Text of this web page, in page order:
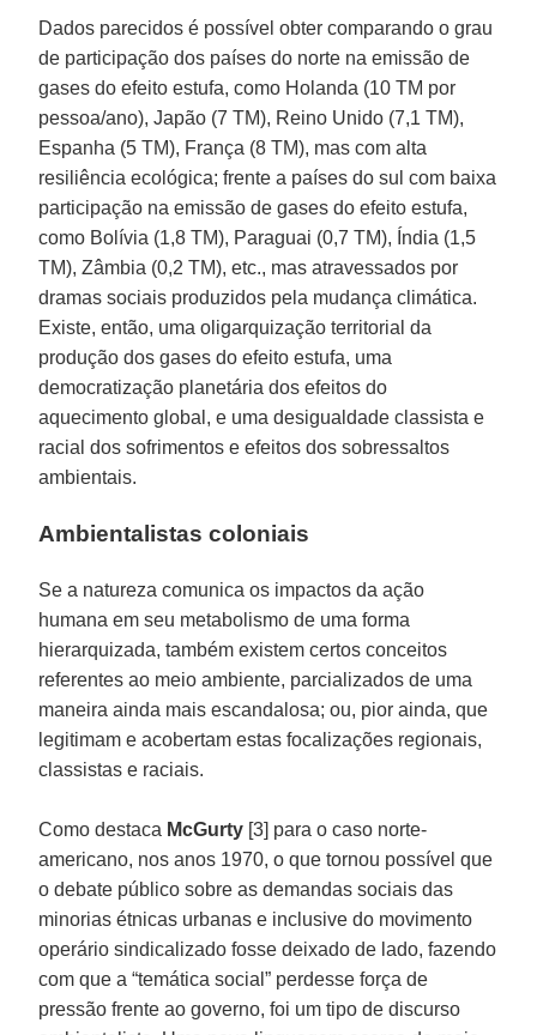
Dados parecidos é possível obter comparando o grau
de participação dos países do norte na emissão de
gases do efeito estufa, como Holanda (10 TM por
pessoa/ano), Japão (7 TM), Reino Unido (7,1 TM),
Espanha (5 TM), França (8 TM), mas com alta
resiliência ecológica; frente a países do sul com baixa
participação na emissão de gases do efeito estufa,
como Bolívia (1,8 TM), Paraguai (0,7 TM), Índia (1,5
TM), Zâmbia (0,2 TM), etc., mas atravessados por
dramas sociais produzidos pela mudança climática.
Existe, então, uma oligarquização territorial da
produção dos gases do efeito estufa, uma
democratização planetária dos efeitos do
aquecimento global, e uma desigualdade classista e
racial dos sofrimentos e efeitos dos sobressaltos
ambientais.
Ambientalistas coloniais
Se a natureza comunica os impactos da ação
humana em seu metabolismo de uma forma
hierarquizada, também existem certos conceitos
referentes ao meio ambiente, parcializados de uma
maneira ainda mais escandalosa; ou, pior ainda, que
legitimam e acobertam estas focalizações regionais,
classistas e raciais.
Como destaca McGurty [3] para o caso norte-
americano, nos anos 1970, o que tornou possível que
o debate público sobre as demandas sociais das
minorias étnicas urbanas e inclusive do movimento
operário sindicalizado fosse deixado de lado, fazendo
com que a “temática social” perdesse força de
pressão frente ao governo, foi um tipo de discurso